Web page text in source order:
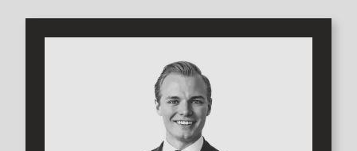
till närmsta matbutik eller fik, kemtvätt, kiosk,
Olympiagrillen, fiskbutik eller pizzeria.
Brf Lykttändaren är en ekonomist stabil förening med god
belåningsgrad. Huset är välskött och föreningens kassa är